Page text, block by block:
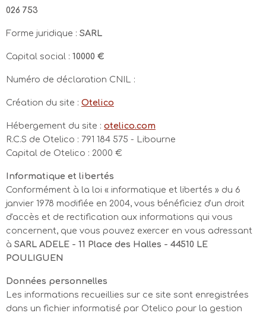
026 753
Forme juridique : SARL
Capital social : 10000 €
Numéro de déclaration CNIL :
Création du site : Otelico
Hébergement du site : otelico.com
R.C.S de Otelico : 791 184 575 - Libourne
Capital de Otelico : 2000 €
Informatique et libertés
Conformément à la loi « informatique et libertés » du 6
janvier 1978 modifiée en 2004, vous bénéficiez d'un droit
d'accès et de rectification aux informations qui vous
concernent, que vous pouvez exercer en vous adressant
à SARL ADELE - 11 Place des Halles - 44510 LE
POULIGUEN
Données personnelles
Les informations recueillies sur ce site sont enregistrées
dans un fichier informatisé par Otelico pour la gestion
August 2026
Mo. Di. Mi. Do. Fr. Sa. So.